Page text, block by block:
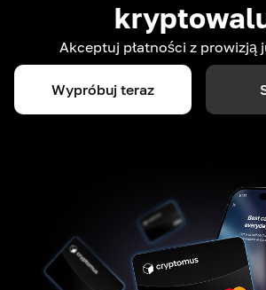
Akceptuj płatności z prowizją
Wypróbuj teraz